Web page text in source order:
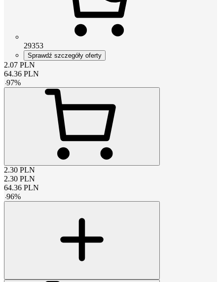
29353
Sprawdź szczegóły oferty
2.07 PLN
64.36 PLN
-97%
2.30 PLN
2.30 PLN
64.36 PLN
-96%